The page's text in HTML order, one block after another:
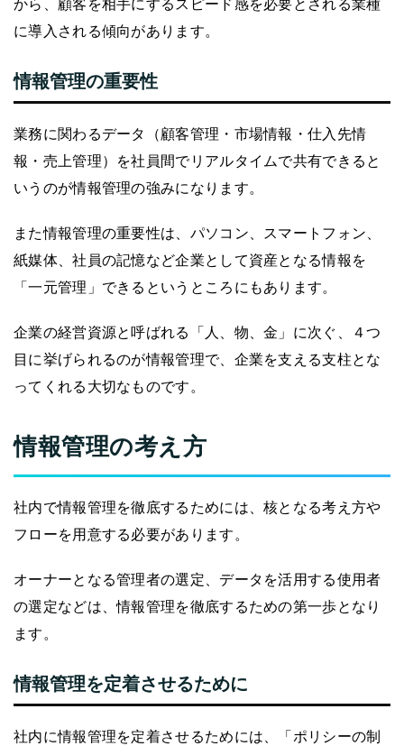
に導入される傾向があります。
情報管理の重要性
業務に関わるデータ（顧客管理・市場情報・仕入先情
報・売上管理）を社員間でリアルタイムで共有できると
いうのが情報管理の強みになります。
また情報管理の重要性は、パソコン、スマートフォン、
紙媒体、社員の記憶など企業として資産となる情報を
「一元管理」できるというところにもあります。
企業の経営資源と呼ばれる「人、物、金」に次ぐ、４つ
目に挙げられるのが情報管理で、企業を支える支柱とな
ってくれる大切なものです。
情報管理の考え方
社内で情報管理を徹底するためには、核となる考え方や
フローを用意する必要があります。
オーナーとなる管理者の選定、データを活用する使用者
の選定などは、情報管理を徹底するための第一歩となり
ます。
情報管理を定着させるために
社内に情報管理を定着させるためには、「ポリシーの制